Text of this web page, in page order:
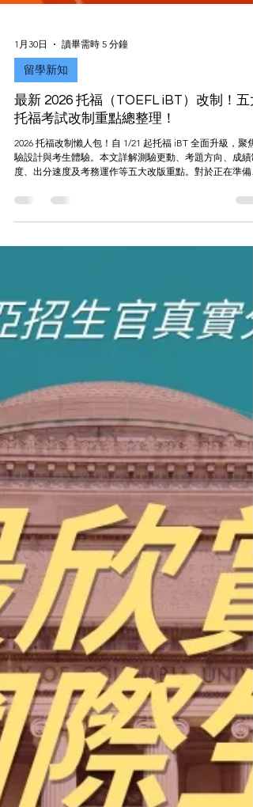
1月30日 讀畢需時 5 分鐘
留學新知
最新 2026 托福（TOEFL iBT）改制！五
托福考試改制重點總整理！
2026 托福改制懶人包！自 1/21 起托福 iBT 全面升級，聚
驗設計與考生體驗。本文詳解測驗更動、考題方向、成績
度、出分速度及考務運作等五大改版重點。對於正在準備